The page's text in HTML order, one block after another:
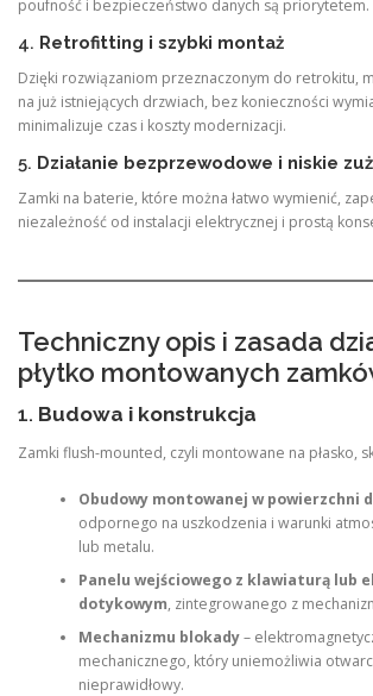
poufność i bezpieczeństwo danych są priorytetem.
4. Retrofitting i szybki montaż
Dzięki rozwiązaniom przeznaczonym do retrokitu,
na już istniejących drzwiach, bez konieczności
minimalizuje czas i koszty modernizacji.
5. Działanie bezprzewodowe i niskie
Zamki na baterie, które można łatwo wymienić,
niezależność od instalacji elektrycznej i prostą
Techniczny opis i zasada
płytko montowanych
1. Budowa i konstrukcja
Zamki flush-mounted, czyli montowane na płasko,
Obudowy montowanej w powierzchni
odpornego na uszkodzenia i warunki
lub metalu.
Panelu wejściowego z klawiaturą lub
dotykowym, zintegrowanego z
Mechanizmu blokady–
mechanicznego, który uniemożliwia
nieprawidłowy.